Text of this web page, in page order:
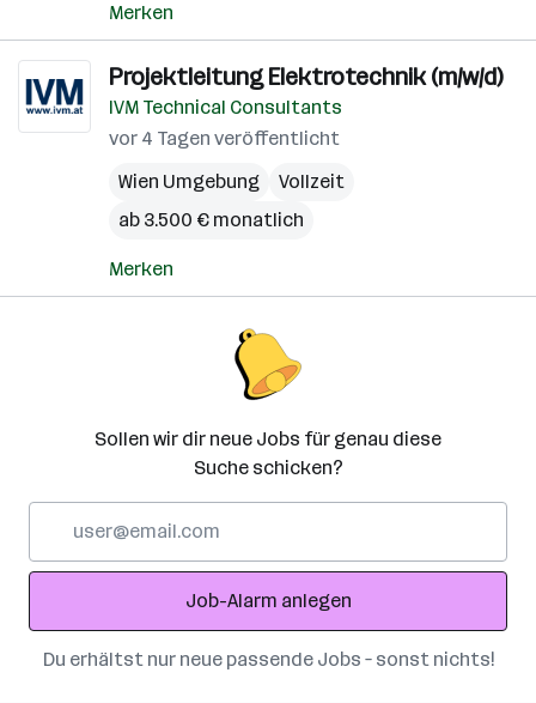
Merken
Projektleitung Elektrotechnik (m/w/d)
IVM Technical Consultants
vor 4 Tagen veröffentlicht
Wien Umgebung
Vollzeit
ab 3.500 € monatlich
Merken
Sollen wir dir neue Jobs für genau diese
Suche schicken?
Adresse
Job-Alarm anlegen
Du erhältst nur neue passende Jobs – sonst nichts!